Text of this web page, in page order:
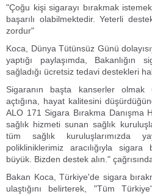
"Çoğu kişi sigarayı bırakmak
başarılı olabilmektedir. Yeterli
zordur"
Koca, Dünya Tütünsüz Günü
yaptığı paylaşımda, Bakanlığın
sağladığı ücretsiz tedavi destekleri
Sigaranın başta kanserler olmak
açtığına, hayat kalitesini
ALO 171 Sigara Bırakma Danışma
sağlık hizmeti sunan sağlık
tüm sağlık kuruluşlarımızda
polikliniklerimiz aracılığıyla sigara
büyük. Bizden destek alın."
Bakan Koca, Türkiye'de sigara
ulaştığını belirterek, "Tüm